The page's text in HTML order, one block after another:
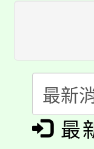
程
系所
縣
門
踴躍
桃
「
展演
115
義教
公告
代
「
最